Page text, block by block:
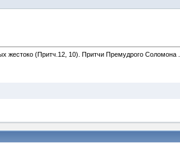
жестоко (Притч.12, 10). Притчи Премудрого Соломона .